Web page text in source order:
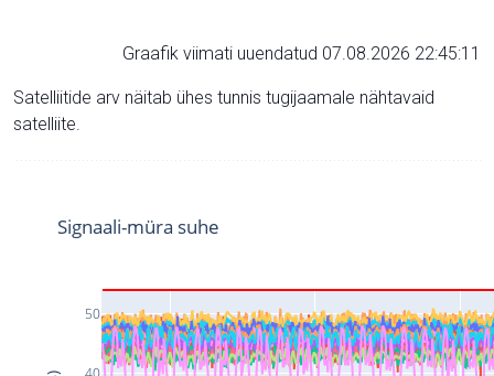
Graafik viimati uuendatud 07.08.2026 22:45:11
Satelliitide arv näitab ühes tunnis tugijaamale nähtavaid
satelliite.
50
Signaali-müra suhe